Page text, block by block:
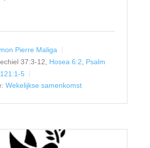
Pierre Maliga
37:3-12, Hosea 6:2
Psalm
5
Wekelijkse samenkomst